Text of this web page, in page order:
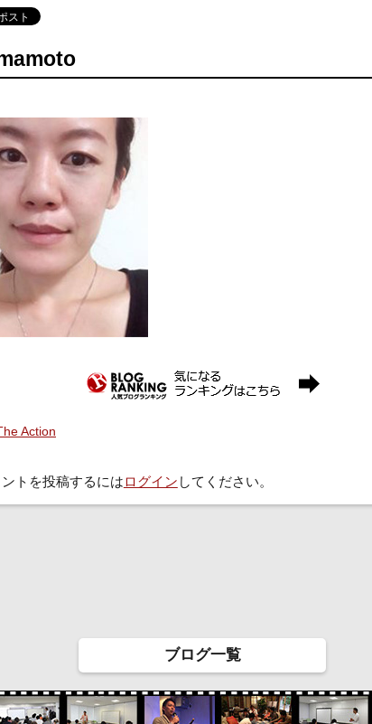
Action
トを投稿するにはログイン してください。
ブログ一覧